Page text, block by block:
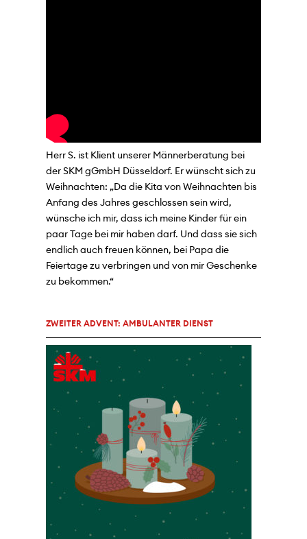
Herr S. ist Klient unserer Männerberatung bei
der SKM gGmbH Düsseldorf. Er wünscht sich zu
Weihnachten: „Da die Kita von Weihnachten bis
Anfang des Jahres geschlossen sein wird,
wünsche ich mir, dass ich meine Kinder für ein
paar Tage bei mir haben darf. Und dass sie sich
endlich auch freuen können, bei Papa die
Feiertage zu verbringen und von mir Geschenke
zu bekommen.“
ZWEITER ADVENT: AMBULANTER DIENST